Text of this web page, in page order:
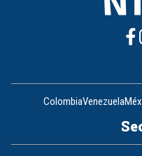
ColombiaVenezuela